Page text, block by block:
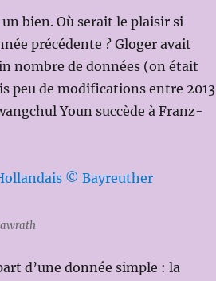
bien. Où serait le plaisir si
précédente ? Gloger avait
nombre de données (on était
peu de modifications entre 2013
Youn succède à Franz-
d’une donnée simple : la